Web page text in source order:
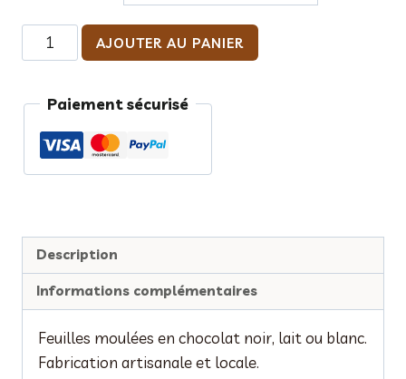
quantité
de
d'automne
AJOUTER AU PANIER
Paiement sécurisé
Description
Informations complémentaires
Feuilles moulées en chocolat noir, lait ou blanc.
Fabrication artisanale et locale.